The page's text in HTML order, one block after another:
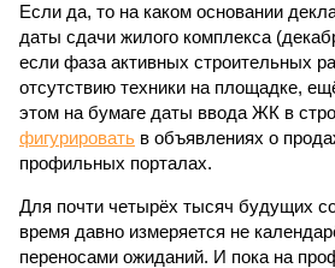
Если да, то на каком основании
даты сдачи жилого комплекса
если фаза активных строительных
отсутствию техники на площадке,
этом на бумаге даты ввода ЖК в
фигурировать в объявлениях о
профильных порталах.
Для почти четырёх тысяч будущих
время давно измеряется не
переносами ожиданий. И пока на